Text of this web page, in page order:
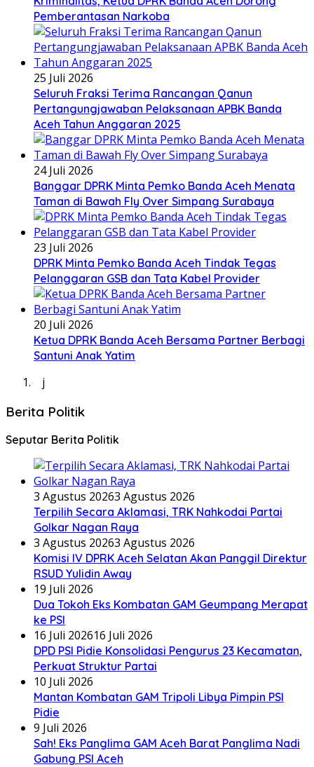
Pemberantasan Narkoba
25 Juli 2026
Seluruh Fraksi Terima Rancangan Qanun
Pertangungjawaban Pelaksanaan APBK Banda
Aceh Tahun Anggaran 2025
24 Juli 2026
Banggar DPRK Minta Pemko Banda Aceh Menata
Taman di Bawah Fly Over Simpang Surabaya
23 Juli 2026
DPRK Minta Pemko Banda Aceh Tindak Tegas
Pelanggaran GSB dan Tata Kabel Provider
20 Juli 2026
Ketua DPRK Banda Aceh Bersama Partner Berbagi
Santuni Anak Yatim
j
Berita Politik
Seputar Berita Politik
3 Agustus 20263 Agustus 2026
Terpilih Secara Aklamasi, TRK Nahkodai Partai
Golkar Nagan Raya
3 Agustus 20263 Agustus 2026
Komisi IV DPRK Aceh Selatan Akan Panggil Direktur
RSUD Yulidin Away
19 Juli 2026
Dua Tokoh Eks Kombatan GAM Geumpang Merapat
ke PSI
16 Juli 202616 Juli 2026
DPD PSI Pidie Konsolidasi Pengurus 23 Kecamatan,
Perkuat Struktur Partai
10 Juli 2026
Mantan Kombatan GAM Tripoli Libya Pimpin PSI
Pidie
9 Juli 2026
Sah! Eks Panglima GAM Aceh Barat Panglima Nadi
Gabung PSI Aceh